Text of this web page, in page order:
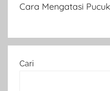
Cara Mengatasi
Cari